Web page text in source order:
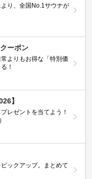
り、全国No.1サウナが
ーポン
よりもお得な「特別価
！
】
レゼントを当てよう！
ックアップ。まとめて